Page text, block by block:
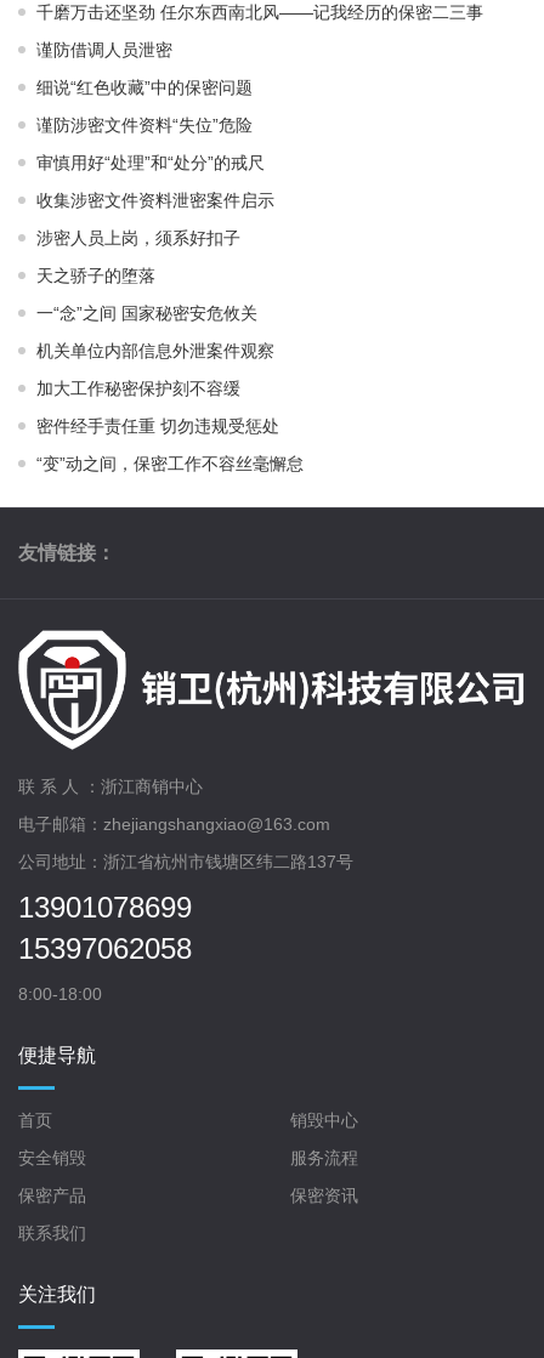
千磨万击还坚劲 任尔东西南北风——记我经历的保密二三事
谨防借调人员泄密
细说“红色收藏”中的保密问题
谨防涉密文件资料“失位”危险
审慎用好“处理”和“处分”的戒尺
收集涉密文件资料泄密案件启示
涉密人员上岗，须系好扣子
天之骄子的堕落
一“念”之间 国家秘密安危攸关
机关单位内部信息外泄案件观察
加大工作秘密保护刻不容缓
密件经手责任重 切勿违规受惩处
“变”动之间，保密工作不容丝毫懈怠
友情链接：
联 系 人 ：浙江商销中心
电子邮箱：zhejiangshangxiao@163.com
公司地址：浙江省杭州市钱塘区纬二路137号
13901078699
15397062058
8:00-18:00
便捷导航
首页
销毁中心
安全销毁
服务流程
保密产品
保密资讯
联系我们
关注我们